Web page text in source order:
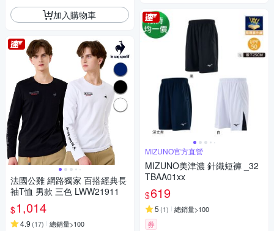
加入購物車
法國公雞 網路獨家 百搭經典長
袖T恤 男款 三色 LWW21911
$1,014
4.9 (17) 總銷量>100
MIZUNO官方直營
MIZUNO美津濃 針織短褲 _32
TBAA01xx
$619
5 (1) 總銷量>100
券